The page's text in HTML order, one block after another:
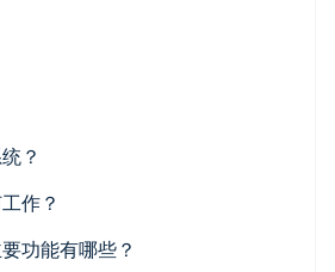
Sessions 2026
如何为 AI 构建经济基础设施。
看
？
作？
功能有哪些？